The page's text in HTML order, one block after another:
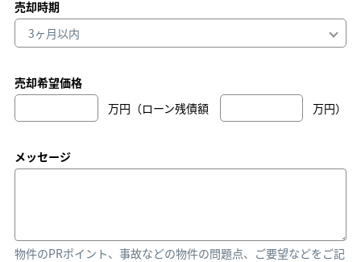
売却時期
売却希望価格
万円（ローン残債額
万円）
メッセージ
物件のPRポイント、事故などの物件の問題点、ご要望などをご記